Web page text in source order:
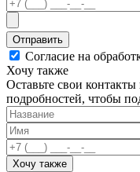
Отправить
Согласие на
Хочу также
Оставьте свои
подробностей, чтобы
Хочу также